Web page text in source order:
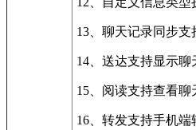
13、聊天记录同步
14、送达支持显示
15、阅读支持查看
16、转发支持手机